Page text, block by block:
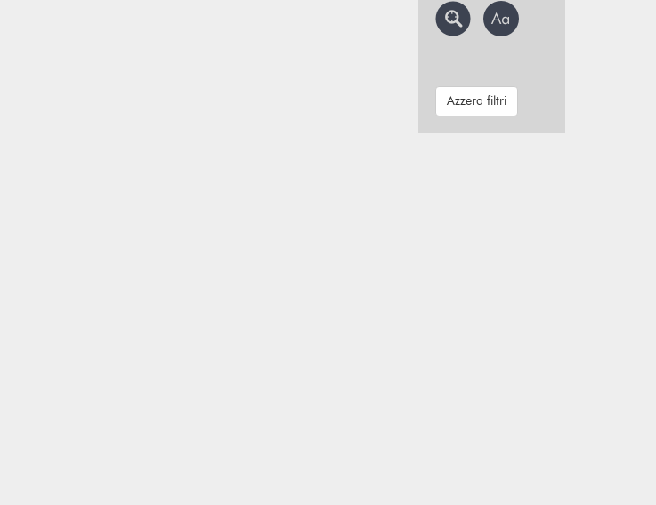
Azzera filtri